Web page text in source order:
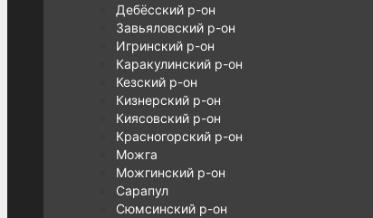
Дебёсский р-он
Завьяловский р-он
Игринский р-он
Каракулинский р-он
Кезский р-он
Кизнерский р-он
Киясовский р-он
Красногорский р-он
Можга
Можгинский р-он
Сарапул
Сюмсинский р-он